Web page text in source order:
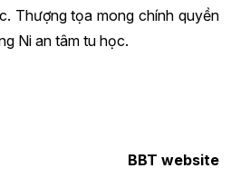
Thượng tọa mong chính quyền
Ni an tâm tu học.
BBT website